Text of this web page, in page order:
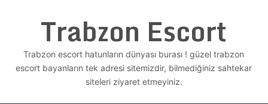
Trabzon Escort
Trabzon escort hatunların dünyası burası ! güzel trabzon
escort bayanların tek adresi sitemizdir, bilmediğiniz sahtekar
siteleri ziyaret etmeyiniz.